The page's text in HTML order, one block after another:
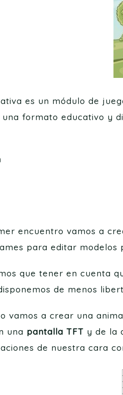
es un módulo de
formato educativo y
encuentro vamos a
para editar modelos
que tener en cuenta
de menos
vamos a crear una
una pantalla TFT y de la
de nuestra cara